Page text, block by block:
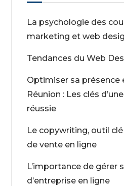
La psychologie des
marketing et web
Tendances du Web
Optimiser sa présence
Réunion : Les clés
réussie
Le copywriting, outil
de vente en ligne
L’importance de gérer
d’entreprise en ligne